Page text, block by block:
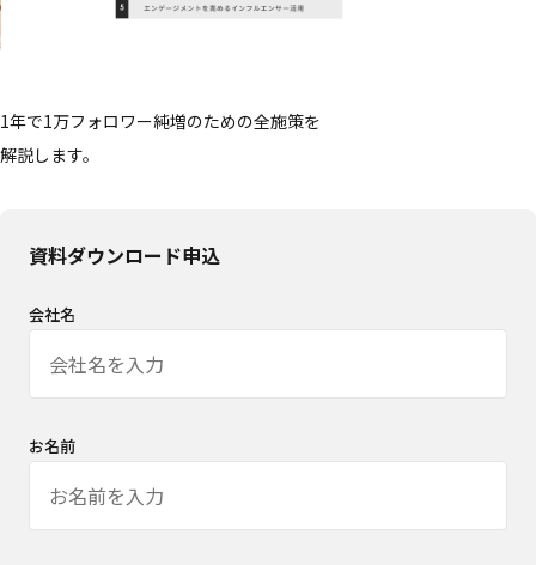
1年で​1万フォロワー純増の​ための​全施策を​
解説します。
資料ダウンロード申込
会社名
お名前